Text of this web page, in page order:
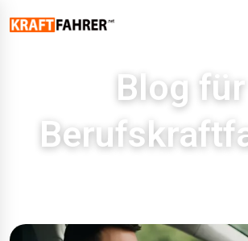
Blog für